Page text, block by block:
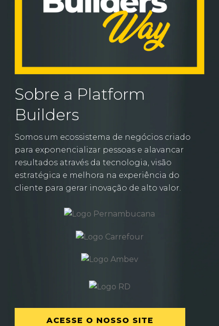
Sobre a Platform
Builders
Somos um ecossistema de negócios criado
para exponencializar pessoas e alavancar
resultados através da tecnologia, visão
estratégica e melhora na experiência do
cliente para gerar inovação de alto valor.
ACESSE O NOSSO SITE